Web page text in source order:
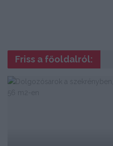
Friss a főoldalról: